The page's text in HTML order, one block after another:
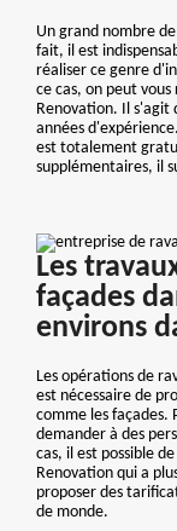
Un grand nombre
fait, il est
réaliser ce genre
ce cas, on peut
Renovation. Il s'agit
années
est totalement
supplémentaires, il
Les
façades
environs
Les opérations de
est nécessaire de
comme les
demander à des
cas, il est possible
Renovation qui a
proposer des
de monde.